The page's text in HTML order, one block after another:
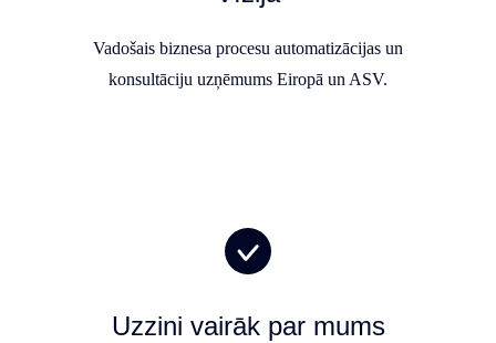
Vadošais biznesa procesu automatizācijas un
konsultāciju uzņēmums Eiropā un ASV.
Uzzini vairāk par mums